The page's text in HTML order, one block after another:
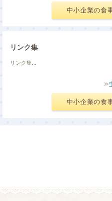
中小企業の食
リンク集
リンク集...
≫
中小企業の食